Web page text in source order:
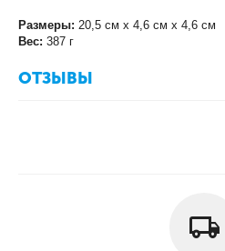
Размеры: 20,5 см х4,6 см х4,6 см
Вес: 387 г
ОТЗЫВЫ